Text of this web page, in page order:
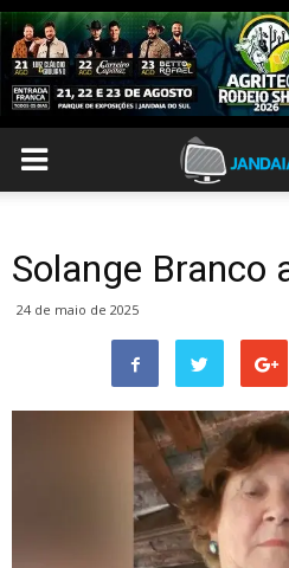
Solange Branco
24 de maio de 2025